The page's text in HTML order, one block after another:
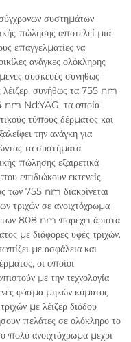
συστημάτων
πώλησης αποτελεί μια
επαγγελματίες να
ανάγκες ολόκληρης
συσκευές συνήθως
συνήθως τα 755 nm
Nd:YAG, τα οποία
τύπους δέρματος και
την ανάγκη για
τα συστήματα
πώλησης εξαιρετικά
επιδιώκουν εκτενείς
των 755 nm διακρίνεται
τριχών σε ανοιχτόχρωμα
808 nm παρέχει άριστα
με διάφορες υφές τριχών.
με ασφάλεια και
οι οποίοι
με την τεχνολογία
φάσμα μηκών κύματος
με λέιζερ διόδου
πελάτες σε ολόκληρο το
ανοιχτόχρωμα μέχρι